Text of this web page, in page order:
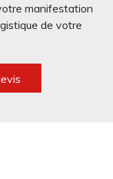
manifestation
de votre